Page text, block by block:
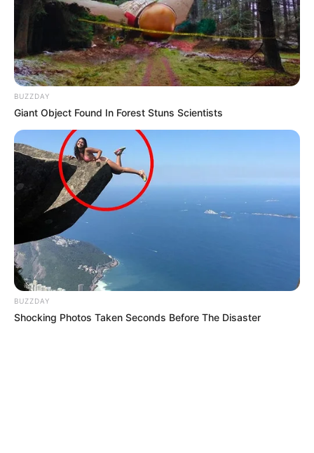
diligencie el formulario en línea y cargue los
documentossolicitados en formato PDF (cédula,
certificación laboral, etc.).
Actualice la hoja de vida en el servicio de empleo y
agende la cita de orientación profesional.
Realice el programa de capacitación ysiga la ruta
de empleabilidad propuesta por la caja.
Espere la validación interna de los documentos y el
resultado del estudio. El proceso suele tomar
alrededor de 10 días hábiles tras el registro.
Si es aprobado, la caja le notificará la
programación de pagos
través de billeteras digitales o cuentas bancarias
como Daviplata.
Recuerde que la postulación solo es posible en la última
caja en la que cotizó
y no es compatible recibir el
subsidio de varias cajas de manera simultánea.
BUZZDAY
Giant Object Found In Forest Stuns Scientists
BUZZDAY
Shocking Photos Taken Seconds Before The Disaster